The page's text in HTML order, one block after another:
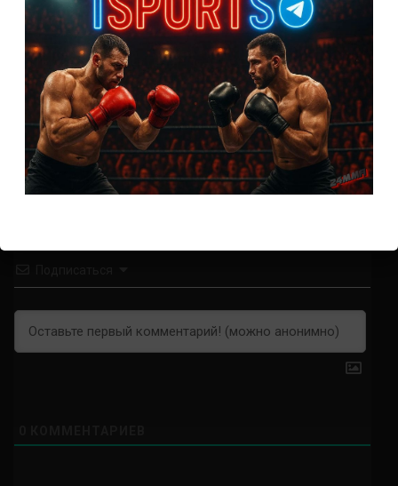
Новости ММА
Прогноз на бой Гэтжи — Пимблетт на UFC 324:
коэффициенты
2 недели тому назад Решит Сабитов